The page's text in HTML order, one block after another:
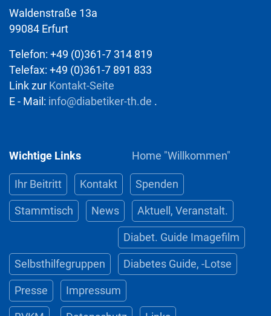
Waldenstraße 13a
99084 Erfurt
Telefon: +49 (0)361-7 314 819
Telefax: +49 (0)361-7 891 833
Link zur Kontakt-Seite
E - Mail: info@diabetiker-th.de .
Wichtige Links Home "Willkommen"
Ihr Beitritt Kontakt Spenden
Stammtisch News Aktuell, Veranstalt.
Selbsthilfegruppen
Diabet. Guide Imagefilm
Diabetes Guide, -Lotse
Presse Impressum